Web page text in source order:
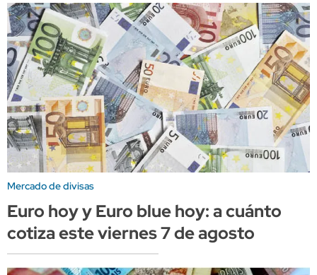
Mercado de divisas
Euro hoy y Euro blue hoy: a cuánto
cotiza este viernes 7 de agosto